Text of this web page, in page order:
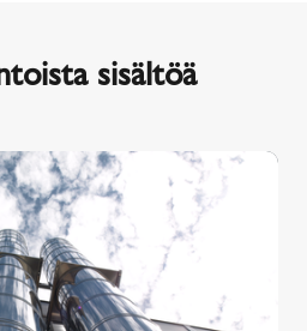
sisältöä